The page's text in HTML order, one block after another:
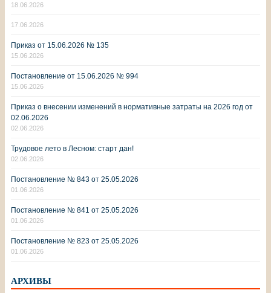
18.06.2026
17.06.2026
Приказ от 15.06.2026 № 135
15.06.2026
Постановление от 15.06.2026 № 994
15.06.2026
Приказ о внесении изменений в нормативные затраты на 2026 год от
02.06.2026
02.06.2026
Трудовое лето в Лесном: старт дан!
02.06.2026
Постановление № 843 от 25.05.2026
01.06.2026
Постановление № 841 от 25.05.2026
01.06.2026
Постановление № 823 от 25.05.2026
01.06.2026
АРХИВЫ